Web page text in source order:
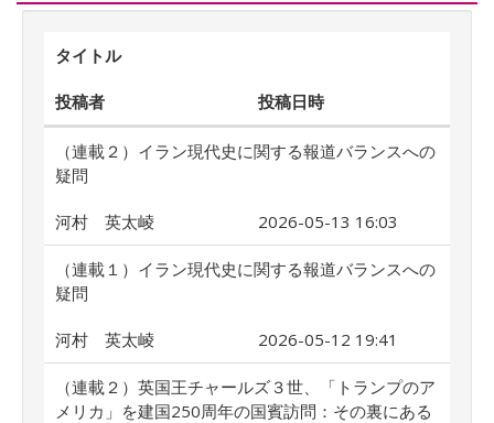
タイトル
投稿者 投稿日時
（連載２）イラン現代史に関する報道バランスへの
疑問
河村 英太崚 2026-05-13 16:03
（連載１）イラン現代史に関する報道バランスへの
疑問
河村 英太崚 2026-05-12 19:41
（連載２）英国王チャールズ３世、「トランプのア
メリカ」を建国250周年の国賓訪問：その裏にある